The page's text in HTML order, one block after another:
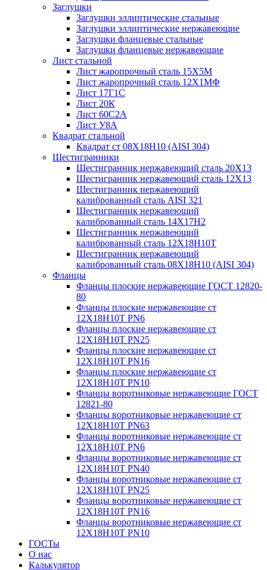
Заглушки
Заглушки эллиптические стальные
Заглушки эллиптические нержавеющие
Заглушки фланцевые стальные
Заглушки фланцевые нержавеющие
Лист стальной
Лист жаропрочный сталь 15Х5М
Лист жаропрочный сталь 12Х1МФ
Лист 17Г1С
Лист 20К
Лист 60С2А
Лист У8А
Квадрат стальной
Квадрат ст 08Х18Н10 (AISI 304)
Шестигранники
Шестигранник нержавеющий сталь 20Х13
Шестигранник нержавеющий сталь 12Х13
Шестигранник нержавеющий
калиброванный сталь AISI 321
Шестигранник нержавеющий
калиброванный сталь 14Х17Н2
Шестигранник нержавеющий
калиброванный сталь 12Х18Н10Т
Шестигранник нержавеющий
калиброванный сталь 08Х18Н10 (AISI 304)
Фланцы
Фланцы плоские нержавеющие ГОСТ 12820-
80
Фланцы плоские нержавеющие ст
12Х18Н10Т PN6
Фланцы плоские нержавеющие ст
12Х18Н10Т PN25
Фланцы плоские нержавеющие ст
12Х18Н10Т PN16
Фланцы плоские нержавеющие ст
12Х18Н10Т PN10
Фланцы воротниковые нержавеющие ГОСТ
12821-80
Фланцы воротниковые нержавеющие ст
12Х18Н10Т PN63
Фланцы воротниковые нержавеющие ст
12Х18Н10Т PN6
Фланцы воротниковые нержавеющие ст
12Х18Н10Т PN40
Фланцы воротниковые нержавеющие ст
12Х18Н10Т PN25
Фланцы воротниковые нержавеющие ст
12Х18Н10Т PN16
Фланцы воротниковые нержавеющие ст
12Х18Н10Т PN10
ГОСТы
О нас
Калькулятор